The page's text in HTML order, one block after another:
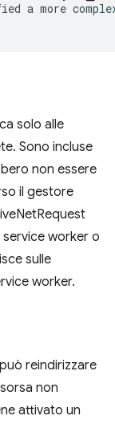
a more
solo alle
Sono incluse
non essere
il gestore
worker o
sulle
worker.
reindirizzare
non
attivato un